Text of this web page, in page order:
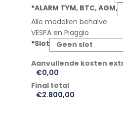
*ALARM TYM, BTC, AGM,
Alle modellen behalve
VESPA en Piaggio
*Slot
€0,00
Final total
€2.800,00